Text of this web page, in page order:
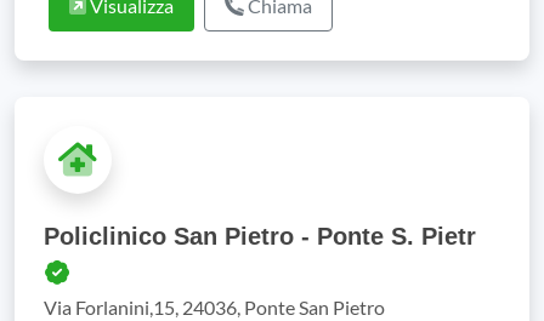
Visualizza Chiama
Policlinico San Pietro - Ponte S. Pietr
Via Forlanini,15, 24036, Ponte San Pietro